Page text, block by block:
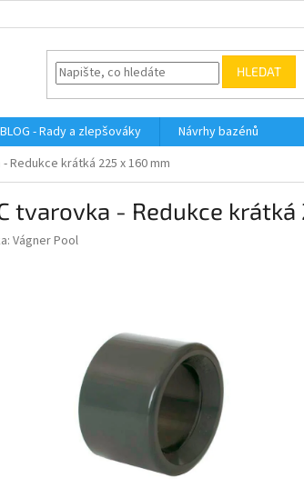
HLEDAT
BLOG - Rady a zlepšováky
Návrhy bazénů
Redukce krátká 225 x 160 mm
tvarovka - Redukce krátká
Vágner Pool